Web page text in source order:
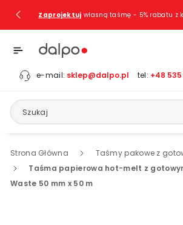
TreściZaprojektuj własną taśmę - 5% rabatu z
e-mail: sklep@dalpo.pl tel: +48
Szukaj
Strona Główna
Taśmy pakowe z
Taśma papierowa hot-melt z
Waste 50 mm x 50 m
Pomiń, Aby